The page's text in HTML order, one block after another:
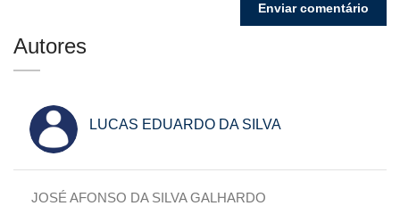
Autores
LUCAS EDUARDO DA SILVA
JOSÉ AFONSO DA SILVA GALHARDO